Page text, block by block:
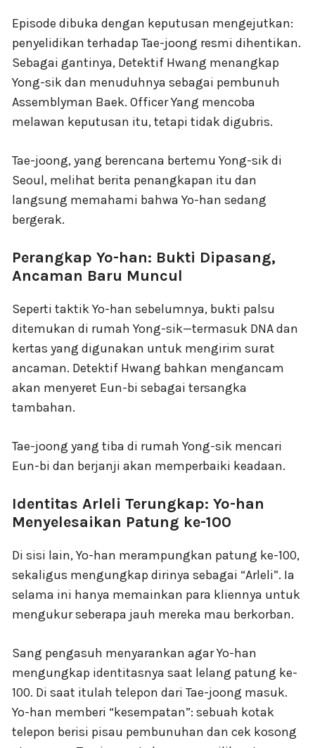
Episode dibuka dengan keputusan mengejutkan:
penyelidikan terhadap Tae-joong resmi dihentikan.
Sebagai gantinya, Detektif Hwang menangkap
Yong-sik dan menuduhnya sebagai pembunuh
Assemblyman Baek. Officer Yang mencoba
melawan keputusan itu, tetapi tidak digubris.
Tae-joong, yang berencana bertemu Yong-sik di
Seoul, melihat berita penangkapan itu dan
langsung memahami bahwa Yo-han sedang
bergerak.
Perangkap Yo-han: Bukti Dipasang,
Ancaman Baru Muncul
Seperti taktik Yo-han sebelumnya, bukti palsu
ditemukan di rumah Yong-sik—termasuk DNA dan
kertas yang digunakan untuk mengirim surat
ancaman. Detektif Hwang bahkan mengancam
akan menyeret Eun-bi sebagai tersangka
tambahan.
Tae-joong yang tiba di rumah Yong-sik mencari
Eun-bi dan berjanji akan memperbaiki keadaan.
Identitas Arleli Terungkap: Yo-han
Menyelesaikan Patung ke-100
Di sisi lain, Yo-han merampungkan patung ke-100,
sekaligus mengungkap dirinya sebagai “Arleli”. Ia
selama ini hanya memainkan para kliennya untuk
mengukur seberapa jauh mereka mau berkorban.
Sang pengasuh menyarankan agar Yo-han
mengungkap identitasnya saat lelang patung ke-
100. Di saat itulah telepon dari Tae-joong masuk.
Yo-han memberi “kesempatan”: sebuah kotak
telepon berisi pisau pembunuhan dan cek kosong